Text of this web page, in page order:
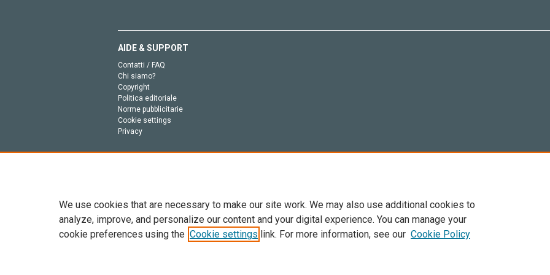
AIDE & SUPPORT
Contatti / FAQ
Chi siamo?
Copyright
Politica editoriale
Norme pubblicitarie
Cookie settings
Privacy
Tutto il contenuto di questo sito: Copyright © 2026 Elsevier, i suoi licenziatari e contributori. Tutti i diritti sono riservati. Inclusi diritti
We use cookies that are necessary to make our site work. We may also use additional cookies to
analyze, improve, and personalize our content and your digital experience. You can manage your
cookie preferences using the Cookie settings link. For more information, see our Cookie Policy